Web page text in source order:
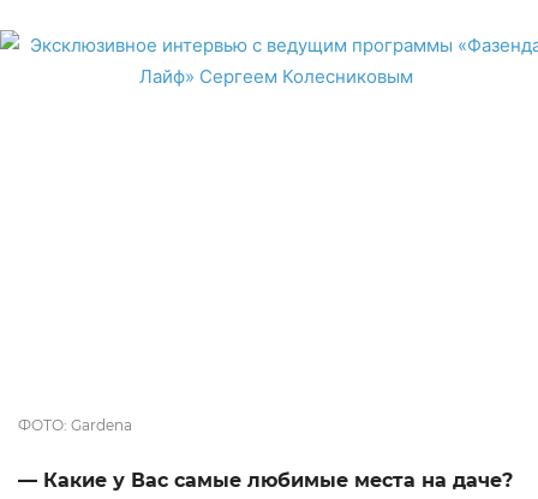
ФОТО: Gardena
— Какие у Вас самые любимые места на даче?